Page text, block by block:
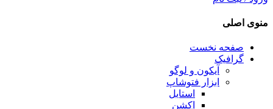
منوی اصلی
صفحه نخست
گرافیک
آیکون و لوگو
ابزار فتوشاپ
استایل
اکشن